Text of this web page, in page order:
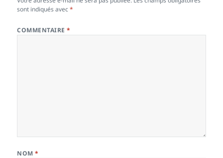
sont indiqués avec*
COMMENTAIRE*
NOM*